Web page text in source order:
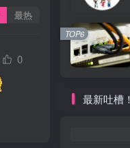
最热
0
TOP6
最新吐槽！